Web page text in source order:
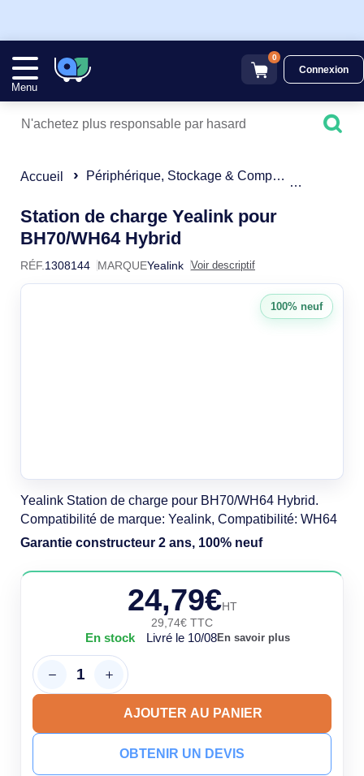
Menu
0
Connexion
Accueil Périphérique, Stockage & Composant
Station de charge Yealink pour
BH70/WH64 Hybrid
RÉF. 1308144 MARQUEYealink Voir descriptif
Yealink Station de charge pour BH70/WH64 Hybrid.
Compatibilité de marque: Yealink, Compatibilité: WH64
Garantie constructeur 2 ans, 100% neuf
24,79€HT
29,74€ TTC
En stock Livré le 10/08En savoir plus
AJOUTER AU PANIER
OBTENIR UN DEVIS
100% neuf